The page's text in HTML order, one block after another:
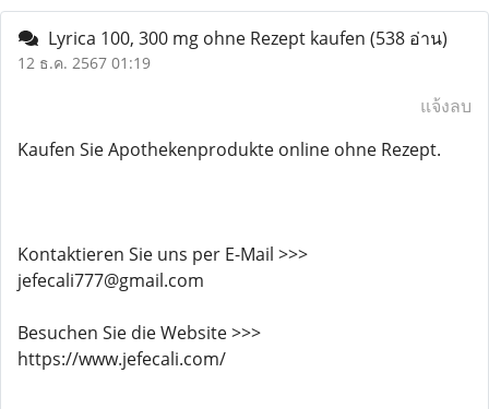
Lyrica 100, 300 mg ohne Rezept kaufen (538 อ่าน)
12 ธ.ค. 2567 01:19
แจ้งลบ
Kaufen Sie Apothekenprodukte online ohne Rezept.
Kontaktieren Sie uns per E-Mail >>>
jefecali777@gmail.com
Besuchen Sie die Website >>>
https://www.jefecali.com/